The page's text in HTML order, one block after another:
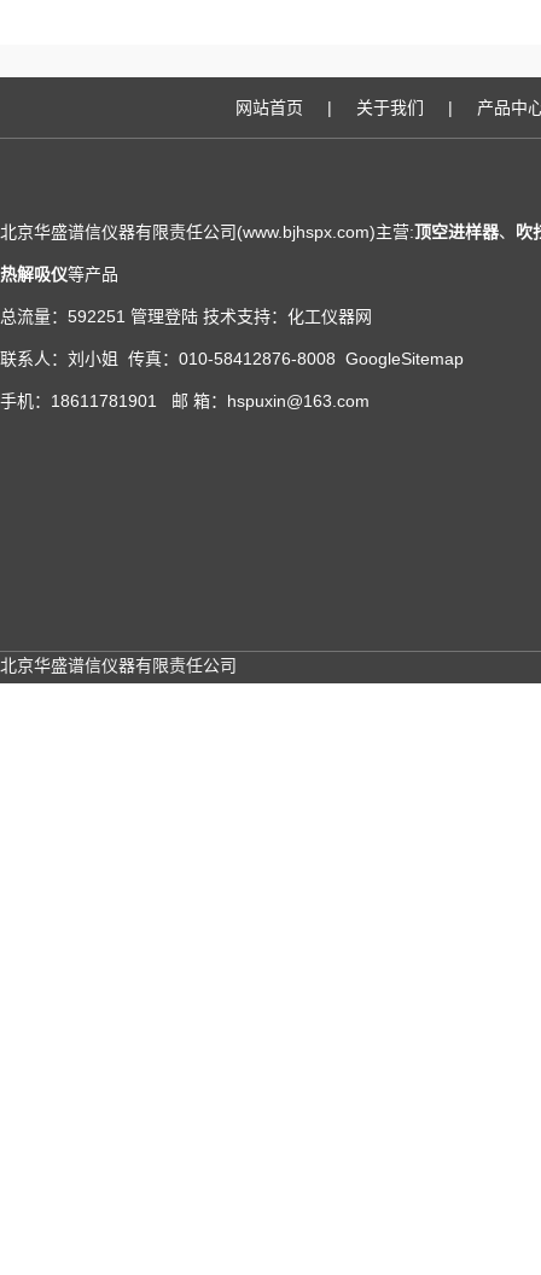
网站首页 | 关于我们 | 产品中
北京华盛谱信仪器有限责任公司(www.bjhspx.com)主营:顶空进样器、 吹
热解吸仪等产品
总流量：592251 管理登陆 技术支持： 化工仪器网
联系人：刘小姐 传真：010-58412876-8008 GoogleSitemap
手机：18611781901 邮 箱：hspuxin@163.com
北京华盛谱信仪器有限责任公司